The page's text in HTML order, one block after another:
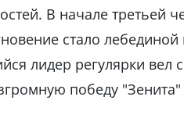
В начале третьей
стало
лидер регулярки вел
победу